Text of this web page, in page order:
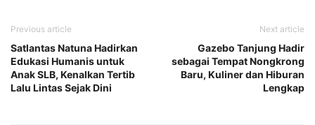
Previous article
Satlantas Natuna Hadirkan
Edukasi Humanis untuk
Anak SLB, Kenalkan Tertib
Lalu Lintas Sejak Dini
Next article
Gazebo Tanjung Hadir
sebagai Tempat Nongkrong
Baru, Kuliner dan Hiburan
Lengkap